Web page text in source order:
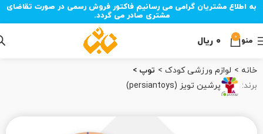
به اطلاع مشتریان گرامی می رسانیم فاکتور فروش رسمی در صورت تقاضای
مشتری صادر می گردد.
منو 0 ۰ ریال
خانه لوازم ورزشی کودک
توپ
برند:
پرشین تویز (persiantoys)